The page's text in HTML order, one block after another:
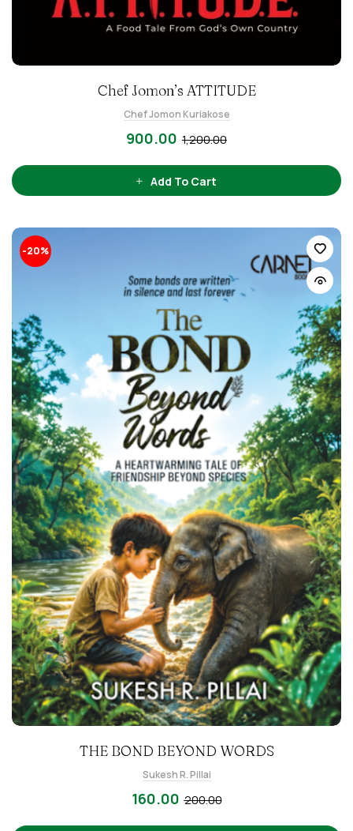
Chef Jomon’s ATTITUDE
Chef Jomon Kuriakose
1,200.00
900.00
Add To Cart
-20%
THE BOND BEYOND WORDS
Sukesh R. Pillai
200.00
160.00